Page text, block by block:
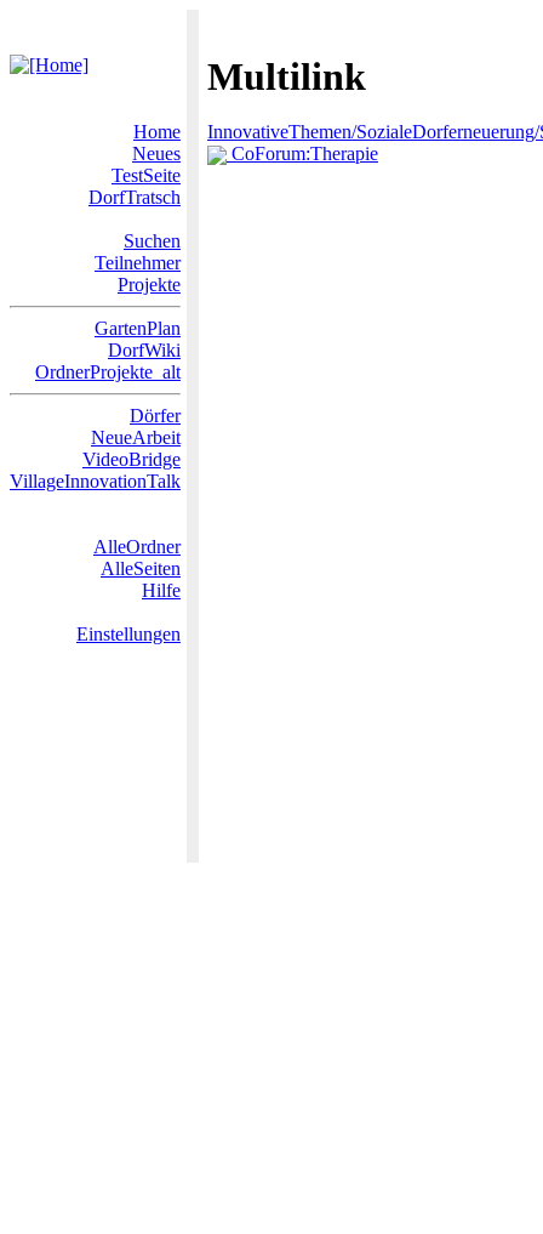
Multilink
Home
Neues
TestSeite
DorfTratsch
Suchen
Teilnehmer
Projekte
GartenPlan
DorfWiki
OrdnerProjekte_alt
Dörfer
NeueArbeit
VideoBridge
VillageInnovationTalk
AlleOrdner
AlleSeiten
Hilfe
Einstellungen
InnovativeThemen/
CoForum:Therapie